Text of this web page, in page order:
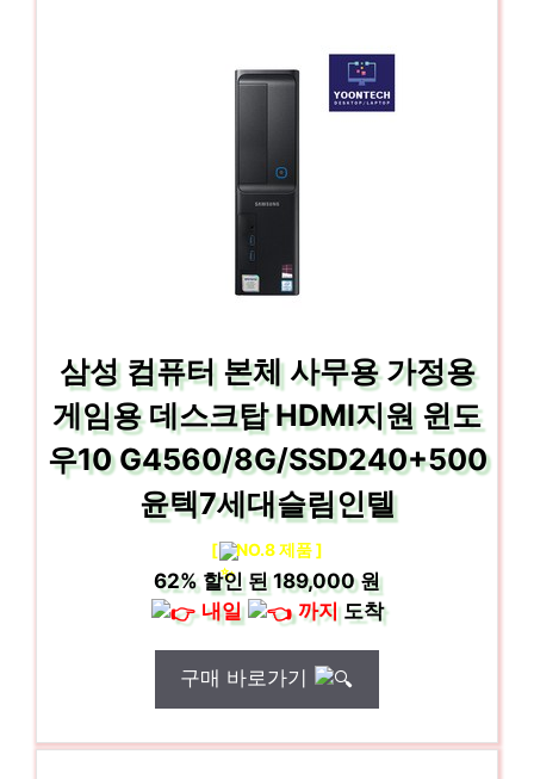
삼성 컴퓨터 본체 사무용 가정용
게임용 데스크탑 HDMI지원 윈도
우10 G4560/8G/SSD240+500
윤텍7세대슬림인텔
[ NO.8 제품 ]
62%할인 된189,000 원
내일
까지도착
구매 바로가기